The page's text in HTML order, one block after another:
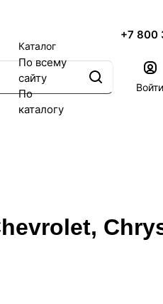
+7 800
Каталог
По всему
сайту
По
каталогу
Войти